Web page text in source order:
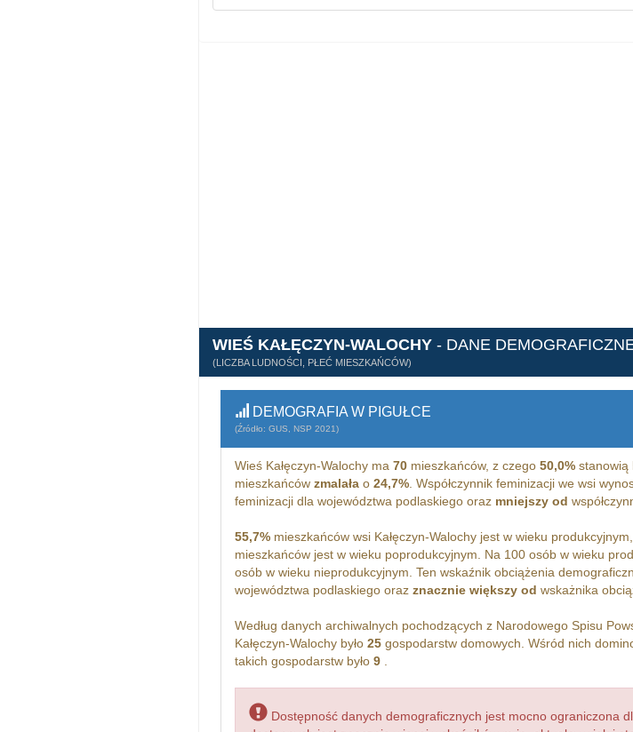
WIEŚ KAŁĘCZYN-WALOCHY - DANE
(LICZBA LUDNOŚCI, PŁEĆ MIESZKAŃCÓW)
DEMOGRAFIA W PIGUŁCE
(Źródło: GUS, NSP 2021)
Wieś Kałęczyn-Walochy ma 70mieszkańców, z czego 50,0%stanowią
mieszkańców zmalałao 24,7%. Współczynnik feminizacji we wsi
feminizacji dla województwa podlaskiego oraz mniejszy od
55,7%mieszkańców wsi Kałęczyn-Walochy jest w wieku produkcyjnym,
mieszkańców jest w wieku poprodukcyjnym. Na 100 osób w wieku
osób w wieku nieprodukcyjnym. Ten wskaźnik obciążenia
województwa podlaskiego oraz znacznie większy od wskażnika
Według danych archiwalnych pochodzących z Narodowego Spisu
Kałęczyn-Walochy było 25gospodarstw domowych. Wśród nich
takich gospodarstw było 9.
Dostępność danych demograficznych jest mocno ograniczona